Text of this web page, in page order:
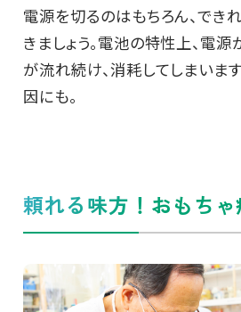
電源を切るのはもちろん、でき
きましょう。電池の特性上、電
が流れ続け、消耗してしまいま
因にも。
頼れる味方！おもち